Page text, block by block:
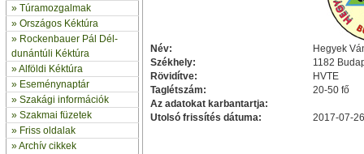
» Túramozgalmak
» Országos Kéktúra
» Rockenbauer Pál Dél-
dunántúli Kéktúra
»Alföldi Kéktúra
» Eseménynaptár
» Szakági információk
» Szakmai füzetek
» Friss oldalak
»Archív cikkek
Név:
Hegyek
Székhely:
1182
Rövidítve:
HVTE
Taglétszám:
20-50 fő
Az adatokat karbantartja:
Utolsó frissítés dátuma:
2017-07-